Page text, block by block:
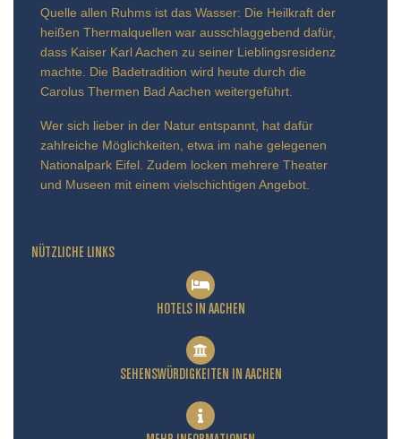
Quelle allen Ruhms ist das Wasser: Die Heilkraft der
heißen Thermalquellen war ausschlaggebend dafür,
dass Kaiser Karl Aachen zu seiner Lieblingsresidenz
machte. Die Badetradition wird heute durch die
Carolus Thermen Bad Aachen weitergeführt.
Wer sich lieber in der Natur entspannt, hat dafür
zahlreiche Möglichkeiten, etwa im nahe gelegenen
Nationalpark Eifel. Zudem locken mehrere Theater
und Museen mit einem vielschichtigen Angebot.
NÜTZLICHE LINKS
HOTELS IN AACHEN
SEHENSWÜRDIGKEITEN IN AACHEN